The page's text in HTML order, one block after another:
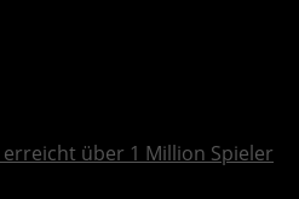
erreicht über 1 Million Spieler